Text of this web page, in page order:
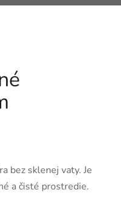
bez sklenej vaty. Je
a čisté prostredie.